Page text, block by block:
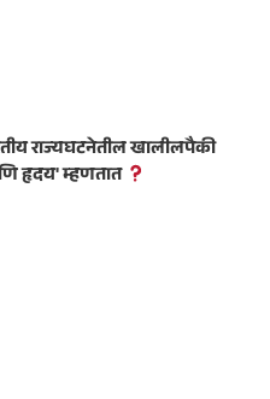
राज्यघटनेतील खालीलपैकी
हृदय' म्हणतात